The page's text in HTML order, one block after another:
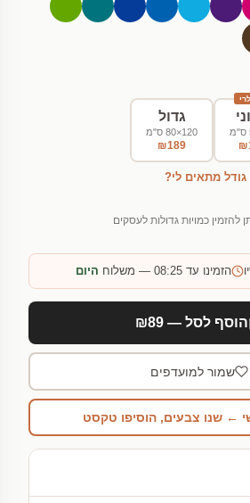
גדול
120×80 ס"מ
₪189
מתאים לי?
להזמין כמויות גדולות לעסקים
הזמינו עד 08:25 — משלוח היום
הוסף לסל — ₪89
שמור למועדפים
← שנו צבעים, הוסיפו טקסט